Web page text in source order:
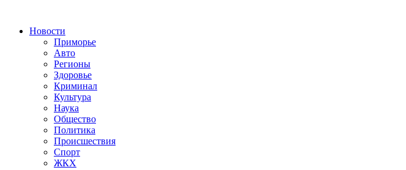
Новости
Приморье
Авто
Регионы
Здоровье
Криминал
Культура
Наука
Общество
Политика
Происшествия
Спорт
ЖКХ